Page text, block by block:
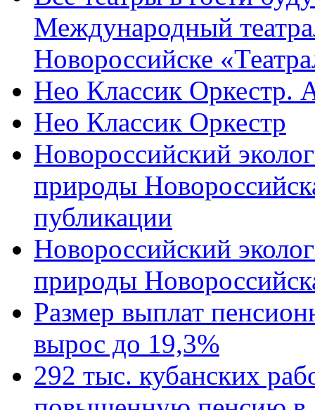
Международный
Новороссийске
Нео Классик Оркестр.
Нео Классик Оркестр
Новороссийский
природы
публикации
Новороссийский
природы
Размер выплат
вырос до 19,3%
292 тыс. кубанских